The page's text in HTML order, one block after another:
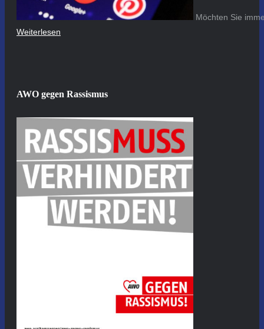
Möchten Sie
Weiterlesen
AWO gegen Rassismus